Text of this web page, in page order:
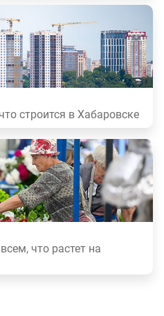
строится в Хабаровске
что растет на